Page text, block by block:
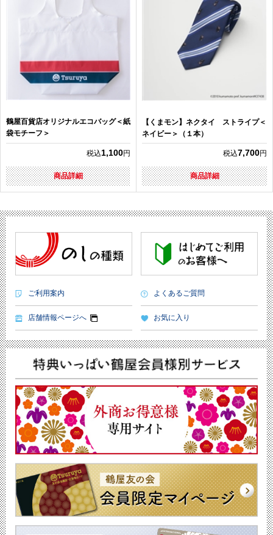
鶴屋百貨店オリジナルエコバッグ＜紙
袋モチーフ＞
税込1,100円
商品詳細
【くまモン】ネクタイ ストライプ＜
ネイビー＞（１本）
税込7,700円
商品詳細
ご利用案内 よくあるご質問
店舗情報ページへ お気に入り